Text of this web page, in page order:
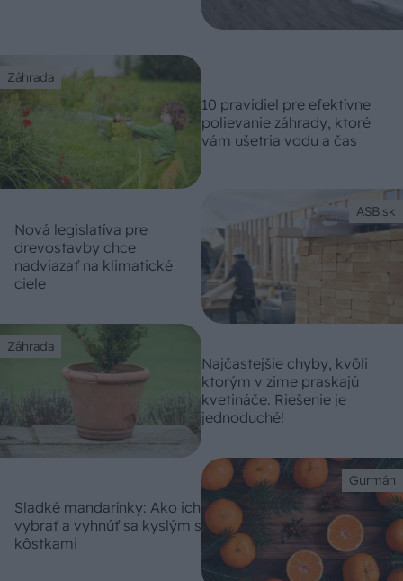
Záhrada
10 pravidiel pre efektívne
polievanie záhrady, ktoré
vám ušetria vodu a čas
ASB.sk
Nová legislatíva pre
drevostavby chce
nadviazať na klimatické
ciele
Záhrada
Najčastejšie chyby, kvôli
ktorým v zime praskajú
kvetináče. Riešenie je
jednoduché!
Gurmán
Sladké mandarínky: Ako ich
vybrať a vyhnúť sa kyslým s
kôstkami